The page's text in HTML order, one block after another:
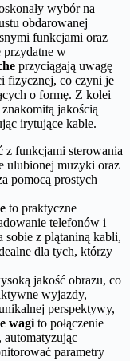
wybór na
obdarowanej
funkcjami oraz
przydatne w
przyciągają uwagę
fizycznej, co czyni je
o formę. Z kolei
jakością
irytujące kable.
z funkcjami sterowania
ulubionej muzyki oraz
pomocą prostych
to praktyczne
telefonów i
sobie z plątaniną kabli,
dla tych, którzy
jakość obrazu, co
wyjazdy,
perspektywy,
wagi to połączenie
parametry